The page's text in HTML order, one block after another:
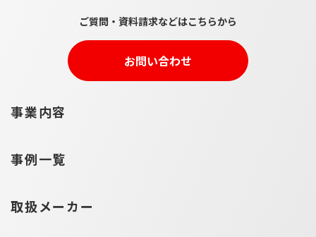
ご質問・資料請求などはこちらから
お問い合わせ
事業内容
事例一覧
取扱メーカー